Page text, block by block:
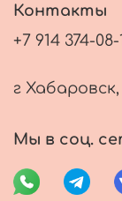
Контакты
+7 914 374-08-
г
Мы в соц.